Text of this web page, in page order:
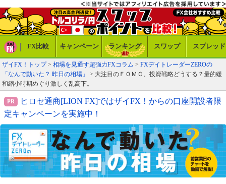
FX比較 キャンペーン ランキング スワップ スプレッド
ザイFX！トップ> 相場を見通す超強力FXコラム > FXデイトレーダーZEROの
「なんで動いた？ 昨日の相場」
> 大注目のＦＯＭＣ、投資戦略どうする？量的緩
和縮小時期めぐり激しく乱高下。
ヒロセ通商[LION FX]ではザイFX！からの口座開設者限
定キャンペーンを実施中！